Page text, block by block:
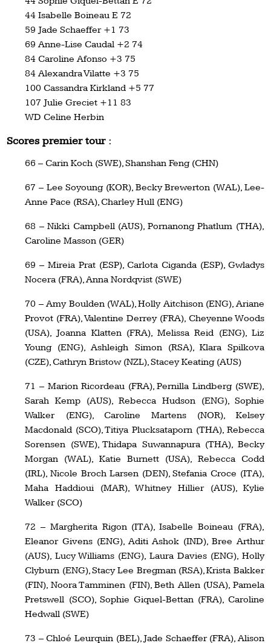
44 Isabelle Boineau E 72
59 Jade Schaeffer +1 73
69 Anne-Lise Caudal +2 74
84 Caroline Afonso +3 75
84 Alexandra Vilatte +3 75
100 Cassandra Kirkland +5 77
107 Julie Greciet +11 83
WD Celine Herbin
Scores premier tour :
66 – Carin Koch (SWE), Shanshan Feng (CHN)
67 – Lee Soyoung (KOR), Becky Brewerton (WAL), Lee-
Anne Pace (RSA), Charley Hull (ENG)
68 – Nikki Campbell (AUS), Pornanong Phatlum (THA),
Caroline Masson (GER)
69 – Mireia Prat (ESP), Carlota Ciganda (ESP), Gwladys
Nocera (FRA), Anna Nordqvist (SWE)
70 – Amy Boulden (WAL), Holly Aitchison (ENG), Ariane
Provot (FRA), Valentine Derrey (FRA), Cheyenne Woods
(USA), Joanna Klatten (FRA), Melissa Reid (ENG), Liz
Young (ENG), Ashleigh Simon (RSA), Klara Spilkova
(CZE), Cathryn Bristow (NZL), Stacey Keating (AUS)
71 – Marion Ricordeau (FRA), Pernilla Lindberg (SWE),
Sarah Kemp (AUS), Rebecca Hudson (ENG), Sophie
Walker (ENG), Caroline Martens (NOR), Kelsey
Macdonald (SCO), Titiya Plucksataporn (THA), Rebecca
Sorensen (SWE), Thidapa Suwannapura (THA), Becky
Morgan (WAL), Katie Burnett (USA), Rebecca Codd
(IRL), Nicole Broch Larsen (DEN), Stefania Croce (ITA),
Maha Haddioui (MAR), Whitney Hillier (AUS), Kylie
Walker (SCO)
72 – Margherita Rigon (ITA), Isabelle Boineau (FRA),
Eleanor Givens (ENG), Aditi Ashok (IND), Bree Arthur
(AUS), Lucy Williams (ENG), Laura Davies (ENG), Holly
Clyburn (ENG), Stacy Lee Bregman (RSA), Krista Bakker
(FIN), Noora Tamminen (FIN), Beth Allen (USA), Pamela
Pretswell (SCO), Sophie Giquel-Bettan (FRA), Caroline
Hedwall (SWE)
73 – Chloé Leurquin (BEL), Jade Schaeffer (FRA), Alison